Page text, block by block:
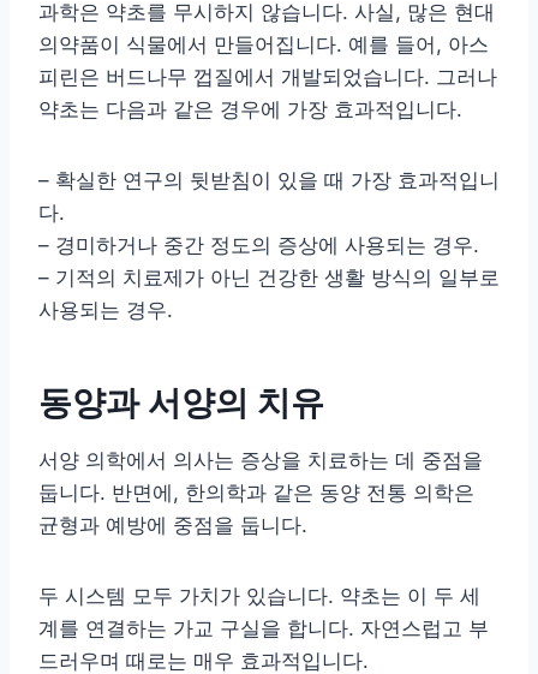
과학은 약초를 무시하지 않습니다. 사실, 많은 현대
의약품이 식물에서 만들어집니다. 예를 들어, 아스
피린은 버드나무 껍질에서 개발되었습니다. 그러나
약초는 다음과 같은 경우에 가장 효과적입니다.
– 확실한 연구의 뒷받침이 있을 때 가장 효과적입니
다.
– 경미하거나 중간 정도의 증상에 사용되는 경우.
– 기적의 치료제가 아닌 건강한 생활 방식의 일부로
사용되는 경우.
동양과 서양의 치유
서양 의학에서 의사는 증상을 치료하는 데 중점을
둡니다. 반면에, 한의학과 같은 동양 전통 의학은
균형과 예방에 중점을 둡니다.
두 시스템 모두 가치가 있습니다. 약초는 이 두 세
계를 연결하는 가교 구실을 합니다. 자연스럽고 부
드러우며 때로는 매우 효과적입니다.